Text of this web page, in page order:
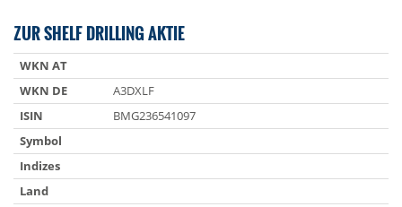
ZUR SHELF DRILLING AKTIE
WKN AT
WKN DE
A3DXLF
ISIN
BMG236541097
Symbol
Indizes
Land